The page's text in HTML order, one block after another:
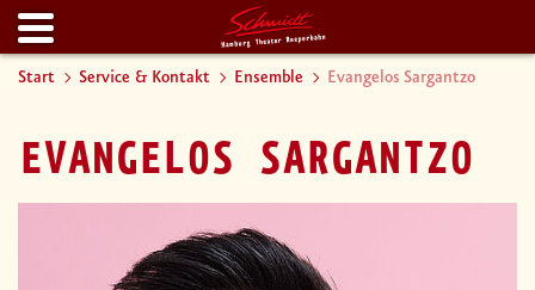
Start Service & Kontakt Ensemble Evangelos Sargantzo
EVANGELOS SARGANTZO